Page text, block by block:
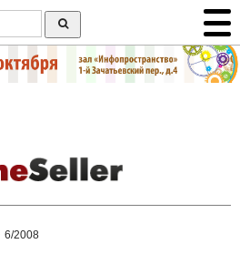
6/2008